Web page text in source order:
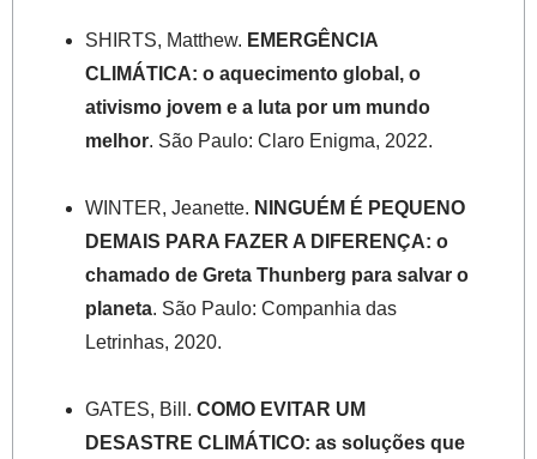
SHIRTS, Matthew. EMERGÊNCIA
CLIMÁTICA: o aquecimento global, o
ativismo jovem e a luta por um mundo
melhor. São Paulo: Claro Enigma, 2022.
WINTER, Jeanette. NINGUÉM É PEQUENO
DEMAIS PARA FAZER A DIFERENÇA: o
chamado de Greta Thunberg para salvar o
planeta. São Paulo: Companhia das
Letrinhas, 2020.
GATES, Bill. COMO EVITAR UM
DESASTRE CLIMÁTICO: as soluções que